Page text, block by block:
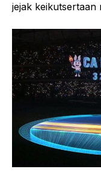
jejak keikutsertaan